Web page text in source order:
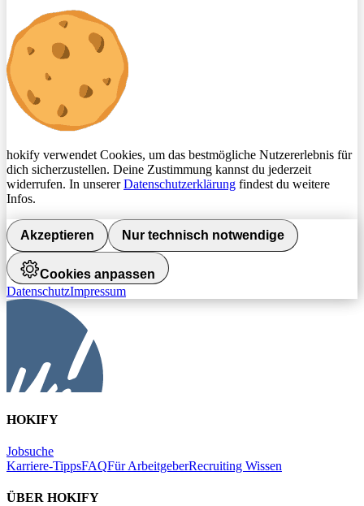
hokify verwendet Cookies, um das bestmögliche Nutzererlebnis für
dich sicherzustellen. Deine Zustimmung kannst du jederzeit
widerrufen. In unsererDatenschutzerklärung findest du weitere
Infos.
Akzeptieren Nur technisch notwendige
Cookies anpassen
DatenschutzImpressum
HOKIFY
Jobsuche
Karriere-TippsFAQFür ArbeitgeberRecruiting Wissen
ÜBER HOKIFY